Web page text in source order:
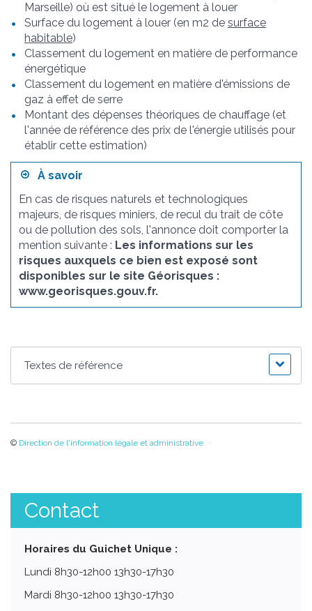
Marseille) où est situé le logement à louer
Surface du logement à louer (en m2 de surface
habitable)
Classement du logement en matière de performance
énergétique
Classement du logement en matière d'émissions de
gaz à effet de serre
Montant des dépenses théoriques de chauffage (et
l'année de référence des prix de l'énergie utilisés pour
établir cette estimation)
À savoir
En cas de risques naturels et technologiques
majeurs, de risques miniers, de recul du trait de côte
ou de pollution des sols, l'annonce doit comporter la
mention suivante : Les informations sur les
risques auxquels ce bien est exposé sont
disponibles sur le site Géorisques :
www.georisques.gouv.fr.
Textes de référence
© Direction de l'information légale et administrative
Contact
Horaires du Guichet Unique :
Lundi 8h30-12h00 13h30-17h30
Mardi 8h30-12h00 13h30-17h30